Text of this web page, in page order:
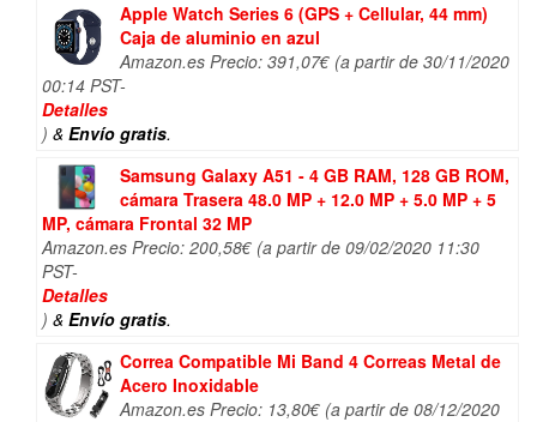
Apple Watch Series 6 (GPS + Cellular, 44 mm)
Caja de aluminio en azul
Amazon.es Precio: 391,07€ (a partir de 30/11/2020
00:14 PST-
Detalles
) & Envío gratis.
Samsung Galaxy A51 - 4 GB RAM, 128 GB ROM,
cámara Trasera 48.0 MP + 12.0 MP + 5.0 MP + 5
MP, cámara Frontal 32 MP
Amazon.es Precio: 200,58€ (a partir de 09/02/2020 11:30
PST-
Detalles
) & Envío gratis.
Correa Compatible Mi Band 4 Correas Metal de
Acero Inoxidable
Amazon.es Precio: 13,80€ (a partir de 08/12/2020